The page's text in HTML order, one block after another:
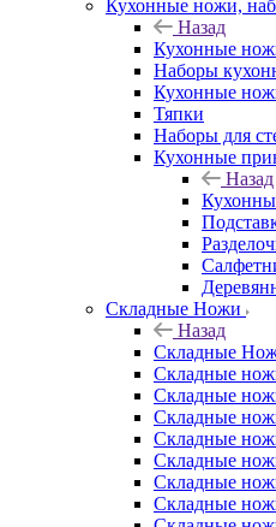
Кухонные ножи,
Назад
Кухонные
Наборы
Кухонные
Тяпки
Наборы для
Кухонные
Назад
Складные Ножи
Назад
Складные
Cкладные
Складные
Складные
Складные
Складные
Складные
Складные